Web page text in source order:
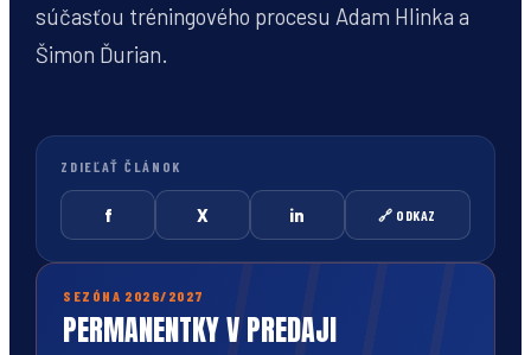
súčasťou tréningového procesu Adam Hlinka a
Šimon Ďurian.
ZDIEĽAŤ ČLÁNOK
f X in 🔗 ODKAZ
SEZÓNA 2026/2027
PERMANENTKY V PREDAJI